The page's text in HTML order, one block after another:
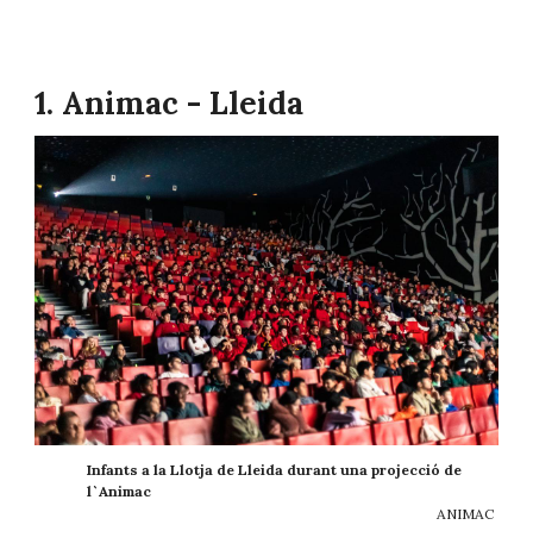
1. Animac - Lleida
Infants a la Llotja de Lleida durant una projecció de
l`Animac
ANIMAC